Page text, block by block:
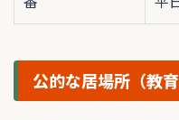
公的な居場所（教